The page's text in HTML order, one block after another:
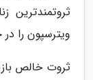
ثروتمندترین
ویترسپون را در